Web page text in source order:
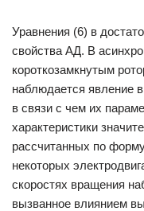
Уравнения (6) в
свойства АД. В
короткозамкнутым
наблюдается явление
в связи с чем их
характеристики
рассчитанных по
некоторых
скоростях вращения
вызванное влиянием